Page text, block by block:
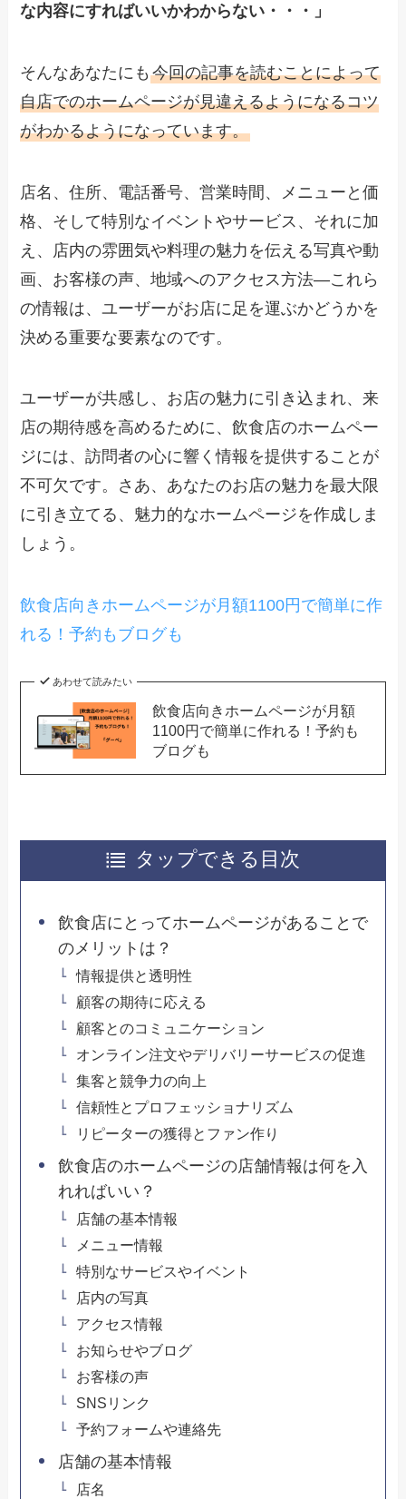
な内容にすればいいかわからない・・・」
そんなあなたにも今回の記事を読むことによって
自店でのホームページが見違えるようになるコツ
がわかるようになっています。
店名、住所、電話番号、営業時間、メニューと価
格、そして特別なイベントやサービス、それに加
え、店内の雰囲気や料理の魅力を伝える写真や動
画、お客様の声、地域へのアクセス方法―これら
の情報は、ユーザーがお店に足を運ぶかどうかを
決める重要な要素なのです。
ユーザーが共感し、お店の魅力に引き込まれ、来
店の期待感を高めるために、飲食店のホームペー
ジには、訪問者の心に響く情報を提供することが
不可欠です。さあ、あなたのお店の魅力を最大限
に引き立てる、魅力的なホームページを作成しま
しょう。
飲食店向きホームページが月額1100円で簡単に作
れる！予約もブログも
あわせて読みたい
飲食店向きホームページが月額
1100円で簡単に作れる！予約も
ブログも
タップできる目次
飲食店にとってホームページがあることで
のメリットは？
情報提供と透明性
顧客の期待に応える
顧客とのコミュニケーション
オンライン注文やデリバリーサービスの促進
集客と競争力の向上
信頼性とプロフェッショナリズム
リピーターの獲得とファン作り
飲食店のホームページの店舗情報は何を入
れればいい？
店舗の基本情報
メニュー情報
特別なサービスやイベント
店内の写真
アクセス情報
お知らせやブログ
お客様の声
SNSリンク
予約フォームや連絡先
店舗の基本情報
店名